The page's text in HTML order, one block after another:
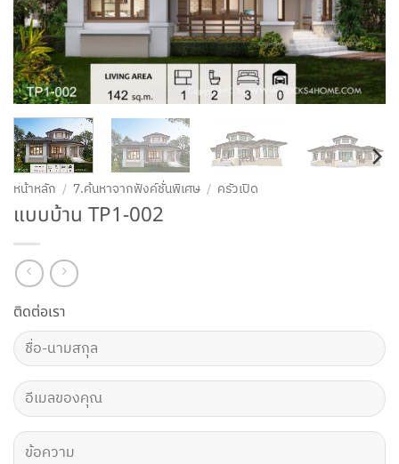
หน้าหลัก / 7.ค้นหาจากฟังค์ชั่นพิเศษ / ครัวเปิด
แบบบ้าน TP1-002
ติดต่อเรา